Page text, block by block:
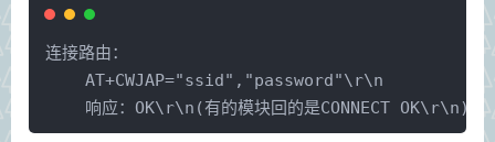
连接路由：
    AT+CWJAP="ssid","password"\r\n
    响应：OK\r\n(有的模块回的是CONNECT OK\r\n)